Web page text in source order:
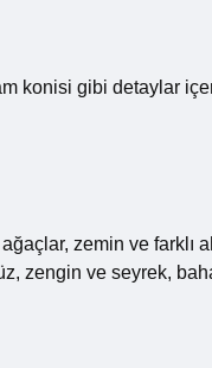
konisi gibi detaylar
zemin ve farklı
zengin ve seyrek,